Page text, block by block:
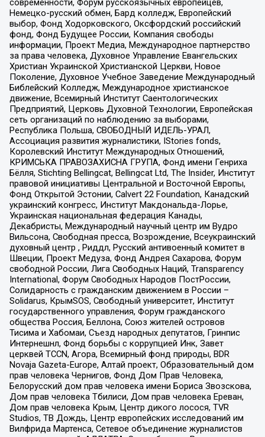
современности, Форум русскоязычных европейцев,
Немецко-русский обмен, Бард колледж, Европейский
выбор, Фонд Ходорковского, Оксфордский российский
фонд, Фонд Будущее России, Компания свободы
информации, Проект Медиа, Международное партнерство
за права человека, Духовное Управление Евангельских
Христиан Украинской Христианской Церкви, Новое
Поколение, Духовное Учебное Заведение Международный
Библейский Колледж, Международное христианское
движение, Всемирный Институт Саентологических
Предприятий, Церковь Духовной Технологии, Европейская
сеть организаций по наблюдению за выборами,
Республика Польша, СВОБОДНЫЙ ИДЕЛЬ-УРАЛ,
Ассоциация развития журналистики, IStories fonds,
Королевский Институт Международных Отношений,
КРИМСЬКА ПРАВОЗАХИСНА ГРУПА, Фонд имени Генриха
Бёлля, Stichting Bellingcat, Bellingcat Ltd, The Insider, Институт
правовой инициативы Центральной и Восточной Европы,
Фонд Открытой Эстонии, Calvert 22 Foundation, Канадский
украинский конгресс, Институт Макдональда-Лорье,
Украинская национальная федерация Канады,
Декабристы, Международный научный центр им Вудро
Вильсона, Свободная пресса, Возрождение, Всеукраинский
духовный центр , Риддл, Русский антивоенный комитет в
Швеции, Проект Медуза, Фонд Андрея Сахарова, Форум
свободной России, Лига Свободных Наций, Transparеncy
International, Форум Свободных Народов ПостРоссии,
Солидарность с гражданским движением в России –
Solidarus, КрымSOS, Свободный университет, Институт
государственного управления, Форум гражданского
общества Россия, Беллона, Союз жителей островов
Тисима и Хабомаи, Съезд народных депутатов, Гринпис
Интернешнл, Фонд борьбы с коррупцией Инк, Завет
церквей TCCN, Агора, Всемирный фонд природы, BDR
Novaja Gazeta-Europe, Алтай проект, Образовательный дом
прав человека Чернигов, Фонд Дом Прав Человека,
Белорусский дом прав человека имени Бориса Звозскова,
Дом прав человека Тбилиси, Дом прав человека Ереван,
Дом прав человека Крым, Центр дикого лосося, TVR
Studios, ТВ Дождь, Центр европейских исследований им
Вилфрида Мартенса, Сетевое объединение журналистов